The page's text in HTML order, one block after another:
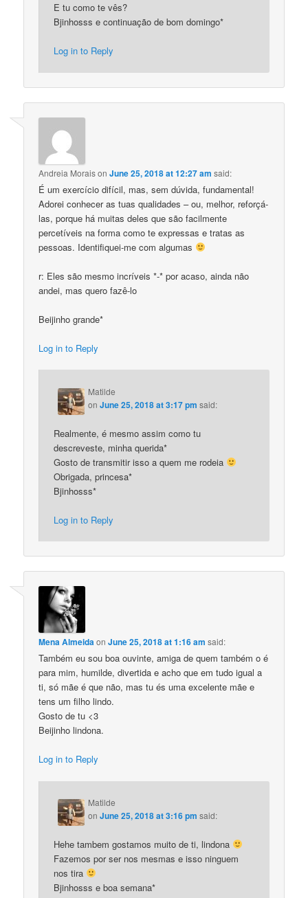
E tu como te vês?
Bjinhosss e continuação de bom domingo*
Log in to Reply
Andreia MoraisonJune 25, 2018 at 12:27 am said:
É um exercício difícil, mas, sem dúvida, fundamental!
Adorei conhecer as tuas qualidades – ou, melhor, reforçá-
las, porque há muitas deles que são facilmente
percetíveis na forma como te expressas e tratas as
pessoas. Identifiquei-me com algumas
r: Eles são mesmo incríveis *-* por acaso, ainda não
andei, mas quero fazê-lo
Beijinho grande*
Log in to Reply
Matilde
onJune 25, 2018 at 3:17 pm said:
Realmente, é mesmo assim como tu
descreveste, minha querida*
Gosto de transmitir isso a quem me rodeia
Obrigada, princesa*
Bjinhosss*
Log in to Reply
Mena AlmeidaonJune 25, 2018 at 1:16 am said:
Também eu sou boa ouvinte, amiga de quem também o é
para mim, humilde, divertida e acho que em tudo igual a
ti, só mãe é que não, mas tu és uma excelente mãe e
tens um filho lindo.
Gosto de tu <3
Beijinho lindona.
Log in to Reply
Matilde
onJune 25, 2018 at 3:16 pm said:
Hehe tambem gostamos muito de ti, lindona
Fazemos por ser nos mesmas e isso ninguem
nos tira
Bjinhosss e boa semana*